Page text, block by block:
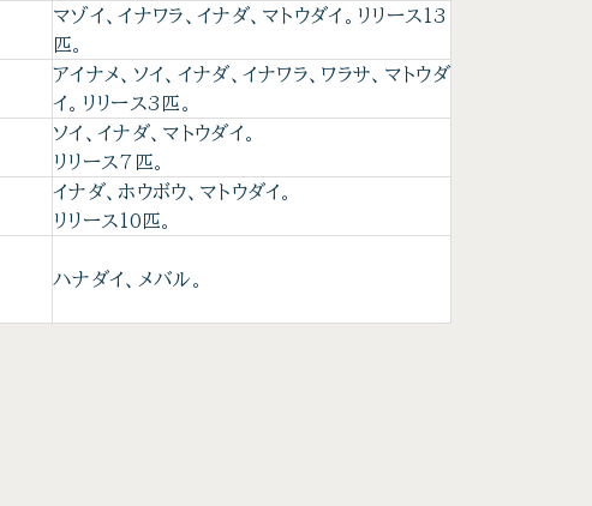
マゾイ、イナワラ、イナダ、マトウダイ。リリース13
匹。
アイナメ、ソイ、イナダ、イナワラ、ワラサ、マトウダ
イ。リリース3匹。
ソイ、イナダ、マトウダイ。
リリース7匹。
イナダ、ホウボウ、マトウダイ。
リリース10匹。
ハナダイ、メバル。